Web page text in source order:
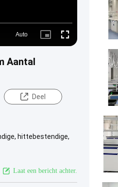
Auto
Picture- Fullscreen
Aantal
Deel
hittebestendige,
Laat een bericht achter.